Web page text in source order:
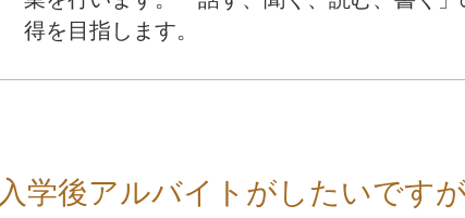
得を目指します。
入学後アルバイトがしたいです